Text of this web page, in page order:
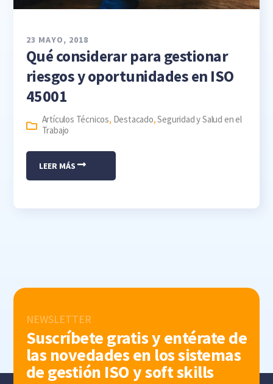
23 MAYO, 2018
Qué considerar para gestionar
riesgos y oportunidades en ISO
45001
Artículos Técnicos, Destacado,Seguridad y Salud en el
Trabajo
LEER MÁS
NEWSLETTER
Suscríbete gratis y entérate de
las novedades en los sistemas
de gestión ISO y soft skills